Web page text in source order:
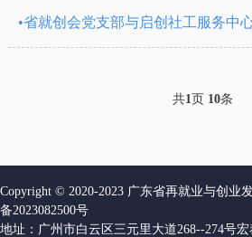
•省就创会党支部与启创社工服务中
共1页 10条
Copyright © 2020-2023 广东省再就业与创业
备2023082500号
地址：广州市白云区三元里大道268--274号宏